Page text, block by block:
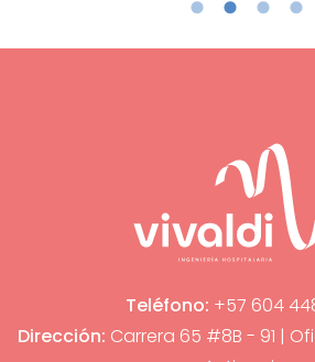
Teléfono: +57 604
Dirección: Carrera 65 #8B - 91 |